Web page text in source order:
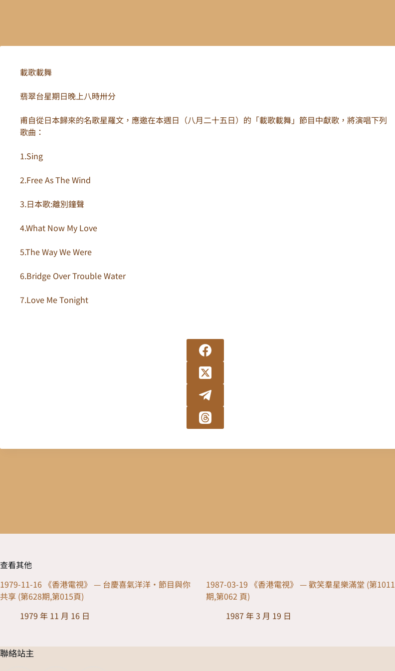
載歌載舞
翡翠台星期日晚上八時卅分
甫自從日本歸來的名歌星羅文，應邀在本週日（八月二十五日）的「載歌載舞」節目中獻歌，將演唱下列
歌曲：
1.Sing
2.Free As The Wind
3.日本歌:離別鐘聲
4.What Now My Love
5.The Way We Were
6.Bridge Over Trouble Water
7.Love Me Tonight
查看其他
1979-11-16 《香港電視》 — 台慶喜氣洋洋·節目與你
共享 (第628期,第015頁)
1979 年 11 月 16 日
1987-03-19 《香港電視》 — 歡笑羣星樂滿堂 (第1011
期,第062 頁)
1987 年 3 月 19 日
聯絡站主